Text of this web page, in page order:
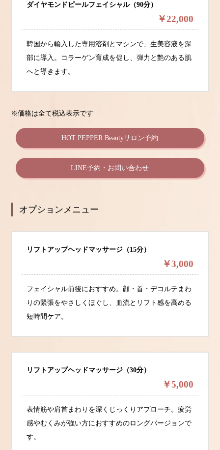
ダイヤモンドピールフェイシャル（90分）
￥22,000
韓国から輸入した専用溶剤とマシンで、生美容液を深
部に導入。コラーゲン育成を促し、弾力と艶のある肌
へと導きます。
※価格は全て税込表示です
HOT PEPPER Beautyサロン予約
LINE予約・お問い合わせ
オプションメニュー
リフトアップヘッドマッサージ（15分）
￥3,000
フェイシャル前後におすすめ。顔・首・デコルテまわ
りの緊張をやさしくほぐし、血流とリフト感を高める
短時間ケア。
リフトアップヘッドマッサージ（30分）
￥5,000
表情筋や肩首まわりを深くじっくりアプローチ。疲労
感やむくみが強い方におすすめのロングバージョンで
す。